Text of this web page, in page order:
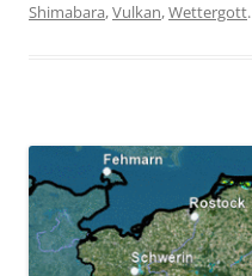
Shimabara,Vulkan,Wettergott.